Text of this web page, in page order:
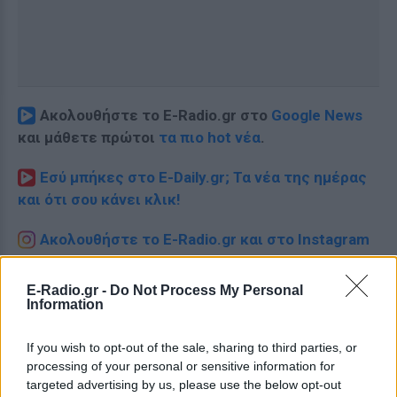
E-Radio.gr - Do Not Process My Personal
Information
If you wish to opt-out of the sale, sharing to third parties, or
processing of your personal or sensitive information for
targeted advertising by us, please use the below opt-out
Ακολουθήστε το E-Radio.gr στο Google News
και μάθετε πρώτοι τα πιο hot νέα.
Εσύ μπήκες στο E-Daily.gr; Τα νέα της ημέρας
και ότι σου κάνει κλικ!
Ακολουθήστε το E-Radio.gr και στο Instagram